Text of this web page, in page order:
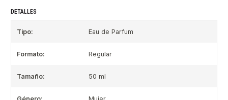
DETALLES
Tipo: Eau de Parfum
Formato: Regular
Tamaño: 50 ml